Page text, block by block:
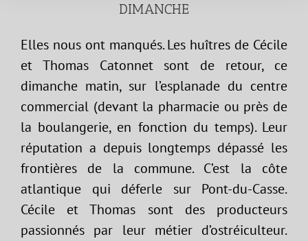
DIMANCHE
Elles nous ont manqués. Les huîtres de Cécile
et Thomas Catonnet sont de retour, ce
dimanche matin, sur l’esplanade du centre
commercial (devant la pharmacie ou près de
la boulangerie, en fonction du temps). Leur
réputation a depuis longtemps dépassé les
frontières de la commune. C’est la côte
atlantique qui déferle sur Pont-du-Casse.
Cécile et Thomas sont des producteurs
passionnés par leur métier d’ostréiculteur.